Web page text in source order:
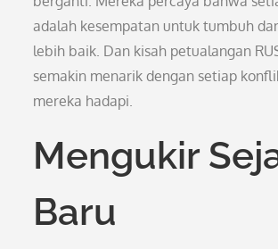
adalah kesempatan untuk tumbuh
lebih baik. Dan kisah petualangan
semakin menarik dengan setiap
mereka hadapi.
Mengukir
Baru